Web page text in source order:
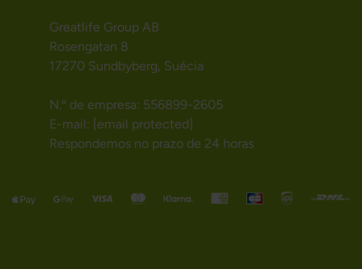
Greatlife Group AB
Rosengatan 8
17270 Sundbyberg, Suécia
N.º de empresa: 556899-2605
E-mail: [email protected]
Respondemos no prazo de 24 horas